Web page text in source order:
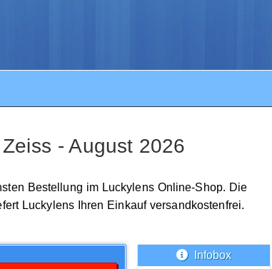
- August 2026
Bestellung im Luckylens Online-Shop. Die
Luckylens Ihren Einkauf versandkostenfrei.
Infobox